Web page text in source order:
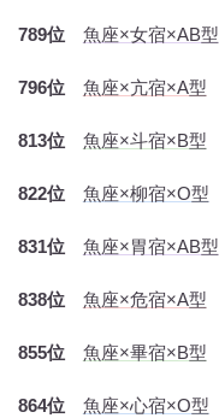
789位 魚座×女宿×AB型
796位 魚座×亢宿×A型
813位 魚座×斗宿×B型
822位 魚座×柳宿×O型
831位 魚座×胃宿×AB型
838位 魚座×危宿×A型
855位 魚座×畢宿×B型
864位 魚座×心宿×O型